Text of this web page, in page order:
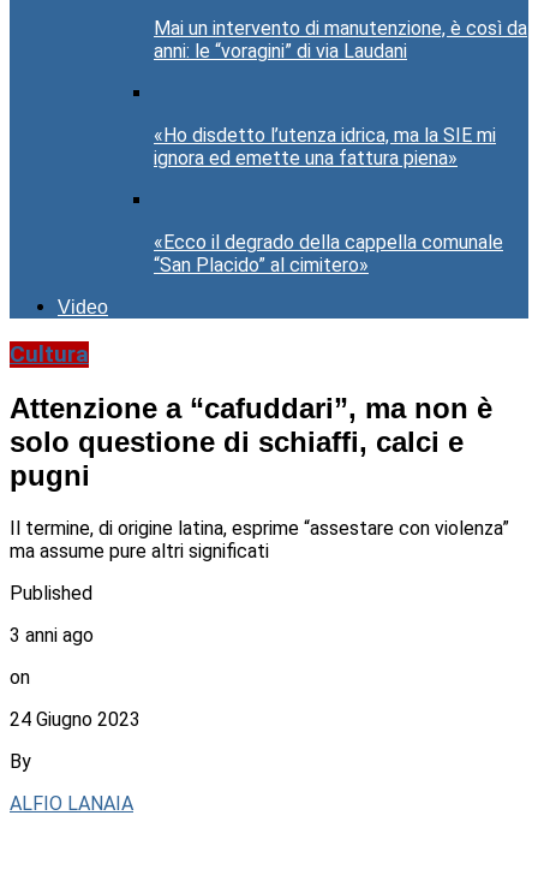
Mai un intervento di manutenzione, è così da
anni: le “voragini” di via Laudani
«Ho disdetto l’utenza idrica, ma la SIE mi
ignora ed emette una fattura piena»
«Ecco il degrado della cappella comunale
“San Placido” al cimitero»
Video
Cultura
Attenzione a “cafuddari”, ma non è
solo questione di schiaffi, calci e
pugni
Il termine, di origine latina, esprime “assestare con violenza”
ma assume pure altri significati
Published
3 anni ago
on
24 Giugno 2023
By
ALFIO LANAIA